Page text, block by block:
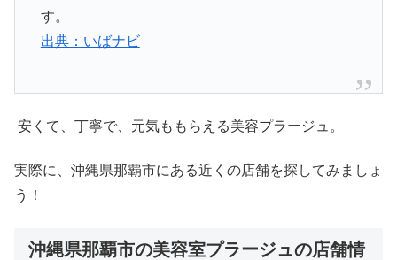
す。
出典：いばナビ
安くて、丁寧で、元気ももらえる美容プラージュ。
実際に、沖縄県那覇市にある近くの店舗を探してみましょ
う！
沖縄県那覇市の美容室プラージュの店舗情